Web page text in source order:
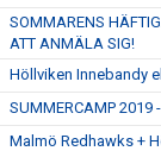
SOMMARENS
ATT ANMÄLA SIG!
Höllviken Innebandy
SUMMERCAMP 2019
Malmö Redhawks +